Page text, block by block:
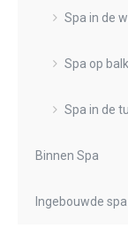
Spa in de
Spa op
Spa in de
Binnen Spa
Ingebouwde spa